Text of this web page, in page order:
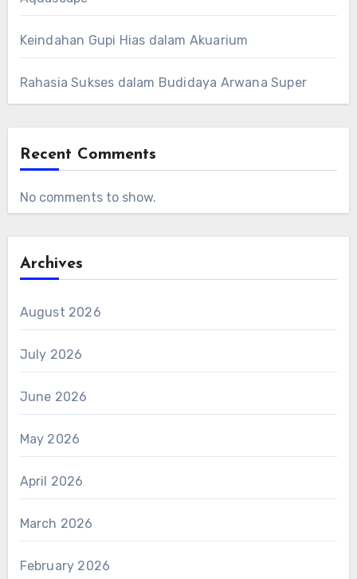
Keindahan Gupi Hias dalam Akuarium
Rahasia Sukses dalam Budidaya Arwana Super
Recent Comments
No comments to show.
Archives
August 2026
July 2026
June 2026
May 2026
April 2026
March 2026
February 2026